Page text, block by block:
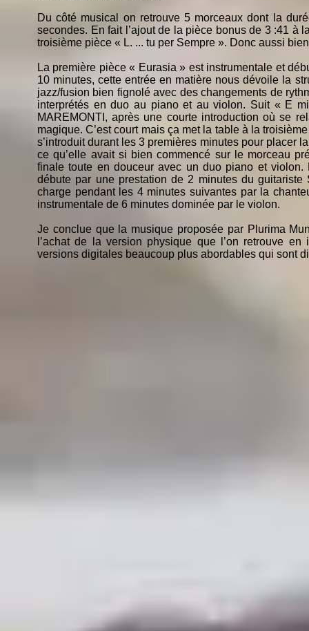
Du côté musical on retrouve 5 morceaux dont la
secondes. En fait l’ajout de la pièce bonus de 3 :41 à
troisième pièce « L. ... tu per Sempre ». Donc aussi
La première pièce « Eurasia » est instrumentale et
10 minutes, cette entrée en matière nous dévoile la
jazz/fusion bien fignolé avec des changements de
interprétés en duo au piano et au violon. Suit « E
MAREMONTI, après une courte introduction où se
magique. C’est court mais ça met la table à la
s’introduit durant les 3 premières minutes pour placer
ce qu’elle avait si bien commencé sur le morceau
finale toute en douceur avec un duo piano et
débute par une prestation de 2 minutes du
charge pendant les 4 minutes suivantes par la
instrumentale de 6 minutes dominée par le violon.
Je conclue que la musique proposée par Plurima
l’achat de la version physique que l’on retrouve
versions digitales beaucoup plus abordables qui sont